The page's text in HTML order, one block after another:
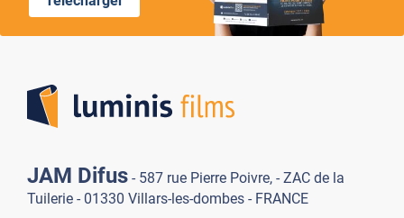
JAM Difus - 587 rue Pierre Poivre, - ZAC de la
Tuilerie - 01330 Villars-les-dombes - FRANCE